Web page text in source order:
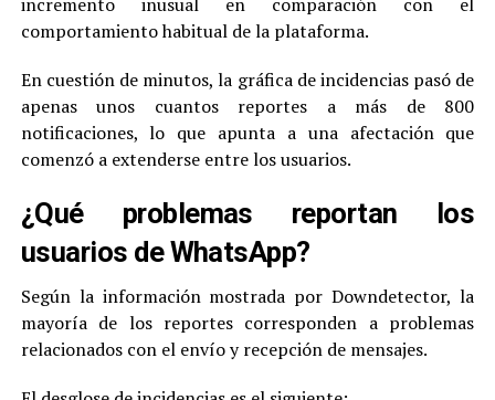
comportamiento habitual de la plataforma.
En cuestión de minutos, la gráfica de incidencias pasó de
apenas unos cuantos reportes a más de 800
notificaciones, lo que apunta a una afectación que
comenzó a extenderse entre los usuarios.
¿Qué problemas reportan los
usuarios de WhatsApp?
Según la información mostrada por Downdetector, la
mayoría de los reportes corresponden a problemas
relacionados con el envío y recepción de mensajes.